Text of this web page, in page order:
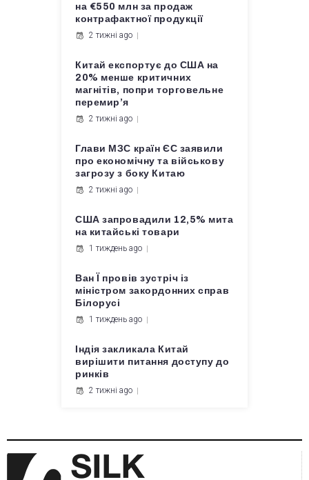
на €550 млн за продаж
контрафактної продукції
2 тижні ago
Китай експортує до США на
20% менше критичних
магнітів, попри торговельне
перемир’я
2 тижні ago
Глави МЗС країн ЄС заявили
про економічну та військову
загрозу з боку Китаю
2 тижні ago
США запровадили 12,5% мита
на китайські товари
1 тиждень ago
Ван Ї провів зустріч із
міністром закордонних справ
Білорусі
1 тиждень ago
Індія закликала Китай
вирішити питання доступу до
ринків
2 тижні ago